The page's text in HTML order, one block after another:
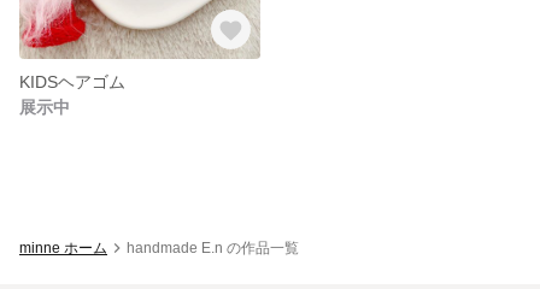
KIDSヘアゴム
展示中
minne ホーム handmade E.n の作品一覧